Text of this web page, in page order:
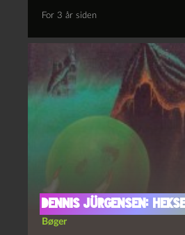
For 3 år siden
Dennis Jürgensen:
Bøger